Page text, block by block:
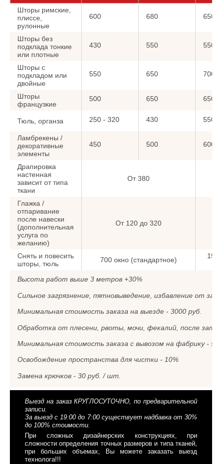
Шторы римские,
плиссе,
рулонные
600 680 650
Шторы без
подклада тонкие
или плотные
430 550 550
Шторы с
подкладом или
двойные
550 650 700
Шторы
французкие
500 650 650
Тюль, органза 250 - 320 430 550
Ламбрекены /
декоративные
элементы
450 500 600
Драпировка
настенная
зависит от типа
ткани
От 380
Глажка /
отпаривание
после навески
(дополнительная
услуга по
желанию)
От 120 до 320
Снять и повесить
шторы, тюль
700 окно (стандартное) 15
Высота работ выше 3 метров +30%
Сильное загрязнение, пятновыведение, избавление от
Минимальная стоимость заказа на выезде - 3000 руб.
Обработка от плесени, рвоты, мочи, фекалий, после
Минимальная стоимость заказа с вывозом на фабрику -
Освобождение пространства для чистки - 10%
Замена крючков - 30 руб. / шт.
Выезд на заказ КРУГЛОСУТОЧНО, по предварительной
записи.
За выезд с 19:00 до 7:00 существует надбавка от 30%
до 100% стоимости.
При сложных дизайнерских конструкциях, при
сложности определения точных размеров и типа тканей,
при больших объемах, Вы можете заказать выезд
технолога!!!